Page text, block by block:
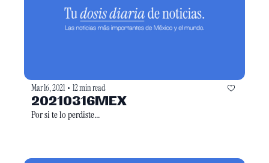
Mar 16, 2021 • 12 min read
20210316MEX
Por si te lo perdiste...